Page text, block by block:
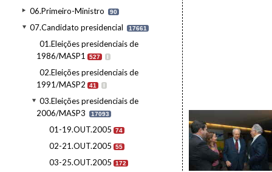
06.Primeiro-Ministro 90
07.Candidato presidencial 17661
01.Eleições presidenciais de
1986/MASP1
527 I
02.Eleições presidenciais de
1991/MASP2
41 I
03.Eleições presidenciais de
2006/MASP3
17093
01-19.OUT.2005 74
02-21.OUT.2005 55
03-25.OUT.2005 172